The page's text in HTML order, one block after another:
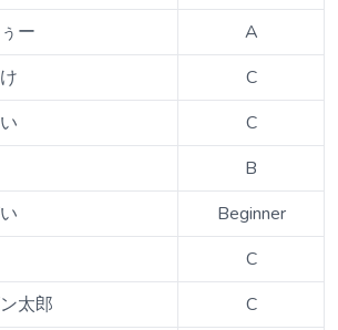
ー
A
C
C
B
Beginner
C
太郎
C